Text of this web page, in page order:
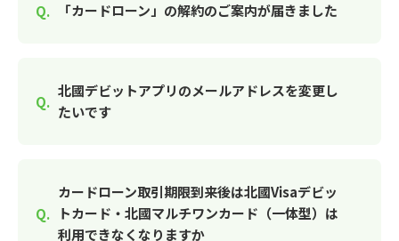
「カードローン」の解約のご案内が届きました
北國デビットアプリのメールアドレスを変更し
たいです
カードローン取引期限到来後は北國Visaデビッ
トカード・北國マルチワンカード（一体型）は
利用できなくなりますか